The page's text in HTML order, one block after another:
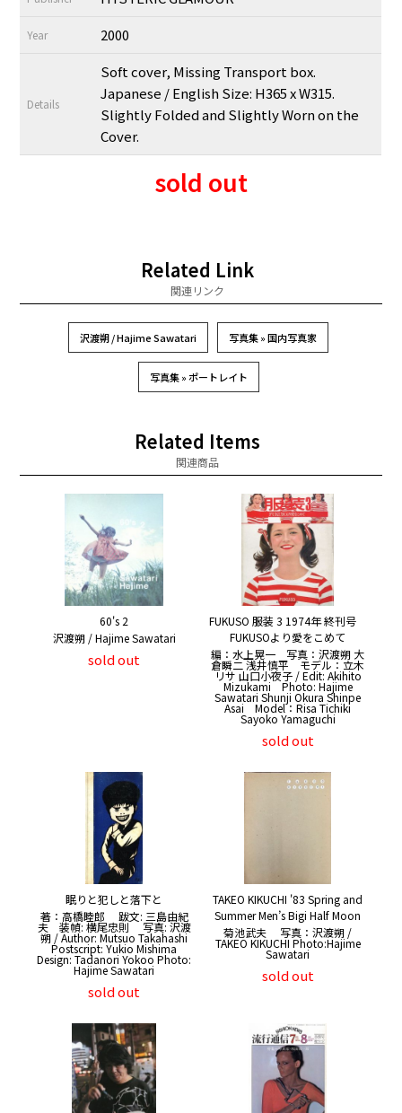
Year 2000
Details
Soft cover, Missing Transport box.
Japanese / English Size: H365 x W315.
Slightly Folded and Slightly Worn on the
Cover.
sold out
Related Link
関連リンク
沢渡朔 / Hajime Sawatari 写真集 » 国内写真家
写真集 » ポートレイト
Related Items
関連商品
60's 2
沢渡朔 / Hajime Sawatari
sold out
FUKUSO 服装 3 1974年 終刊号
FUKUSOより愛をこめて
編：水上晃一 写真：沢渡朔 大
倉瞬二 浅井慎平 モデル：立木
リサ 山口小夜子 / Edit: Akihito
Mizukami Photo: Hajime
Sawatari Shunji Okura Shinpe
Asai Model：Risa Tichiki
Sayoko Yamaguchi
sold out
眠りと犯しと落下と
著：高橋睦郎 跋文: 三島由紀
夫 装幀: 横尾忠則 写真: 沢渡
朔 / Author: Mutsuo Takahashi
Postscript: Yukio Mishima
Design: Tadanori Yokoo Photo:
Hajime Sawatari
sold out
TAKEO KIKUCHI '83 Spring and
Summer Men’s Bigi Half Moon
菊池武夫 写真：沢渡朔 /
TAKEO KIKUCHI Photo:Hajime
Sawatari
sold out